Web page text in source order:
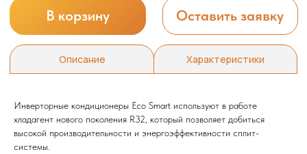
Инверторные кондиционеры Eco Smart используют в работе
хладагент нового поколения R32, который позволяет добиться
высокой производительности и энергоэффективности сплит-
системы.